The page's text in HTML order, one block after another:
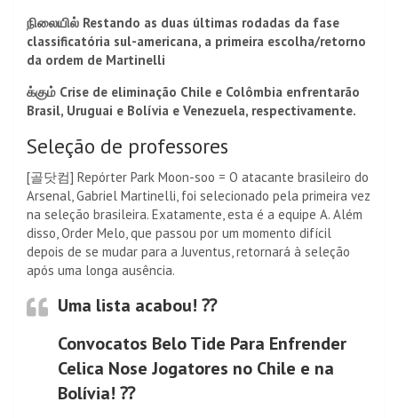
நிலையில் Restando as duas últimas rodadas da fase
classificatória sul-americana, a primeira escolha/retorno
da ordem de Martinelli
க்கும் Crise de eliminação Chile e Colômbia enfrentarão
Brasil, Uruguai e Bolívia e Venezuela, respectivamente.
Seleção de professores
[골닷컴] Repórter Park Moon-soo = O atacante brasileiro do
Arsenal, Gabriel Martinelli, foi selecionado pela primeira vez
na seleção brasileira. Exatamente, esta é a equipe A. Além
disso, Order Melo, que passou por um momento difícil
depois de se mudar para a Juventus, retornará à seleção
após uma longa ausência.
Uma lista acabou! ⁇
Convocatos Belo Tide Para Enfrender
Celica Nose Jogatores no Chile e na
Bolívia! ⁇